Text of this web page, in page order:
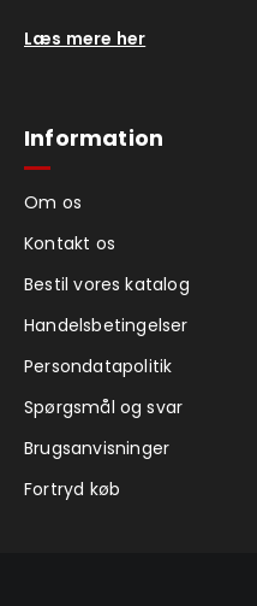
Læs mere her
Information
Om os
Kontakt os
Bestil vores katalog
Handelsbetingelser
Persondatapolitik
Spørgsmål og svar
Brugsanvisninger
Fortryd køb